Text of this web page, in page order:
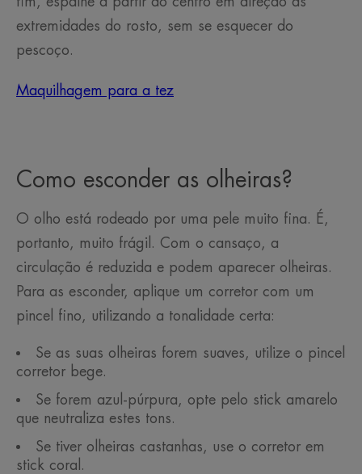
extremidades do rosto, sem se esquecer do
pescoço.
Maquilhagem para a tez
Como esconder as olheiras?
O olho está rodeado por uma pele muito fina. É,
portanto, muito frágil. Com o cansaço, a
circulação é reduzida e podem aparecer olheiras.
Para as esconder, aplique um corretor com um
pincel fino, utilizando a tonalidade certa:
Se as suas olheiras forem suaves, utilize o pincel
corretor bege.
Se forem azul-púrpura, opte pelo stick amarelo
que neutraliza estes tons.
Se tiver olheiras castanhas, use o corretor em
stick coral.